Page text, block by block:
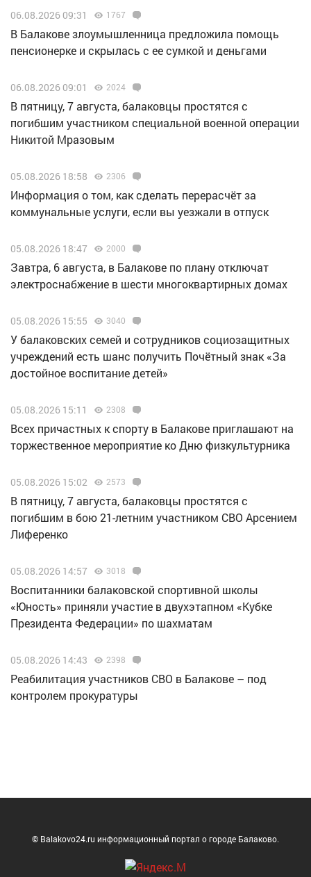
06.08.2026 09:31 1767
В Балакове злоумышленница предложила помощь
пенсионерке и скрылась с ее сумкой и деньгами
06.08.2026 09:01 2024
В пятницу, 7 августа, балаковцы простятся с
погибшим участником специальной военной операции
Никитой Мразовым
05.08.2026 18:58 2306
Информация о том, как сделать перерасчёт за
коммунальные услуги, если вы уезжали в отпуск
05.08.2026 18:47 2000
Завтра, 6 августа, в Балакове по плану отключат
электроснабжение в шести многоквартирных домах
05.08.2026 15:55 3040
У балаковских семей и сотрудников социозащитных
учреждений есть шанс получить Почётный знак «За
достойное воспитание детей»
05.08.2026 15:11 2308
Всех причастных к спорту в Балакове приглашают на
торжественное мероприятие ко Дню физкультурника
05.08.2026 15:02 2573
В пятницу, 7 августа, балаковцы простятся с
погибшим в бою 21-летним участником СВО Арсением
Лиференко
05.08.2026 14:57 3018
Воспитанники балаковской спортивной школы
«Юность» приняли участие в двухэтапном «Кубке
Президента Федерации» по шахматам
05.08.2026 14:43 2398
Реабилитация участников СВО в Балакове – под
контролем прокуратуры
© Balakovo24.ru информационный портал о городе Балаково.